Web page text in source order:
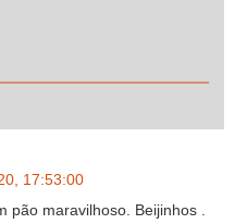
17:53:00
pão maravilhoso. Beijinhos .